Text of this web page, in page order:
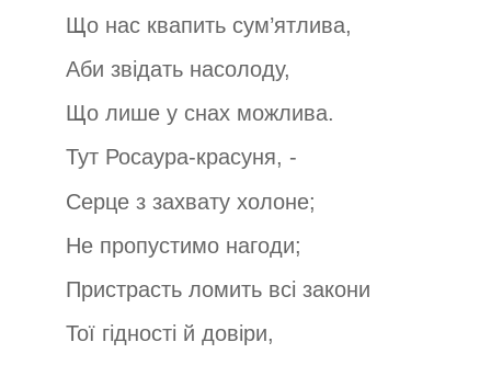
Що нас квапить сум’ятлива,
Аби звідать насолоду,
Що лише у снах можлива.
Тут Росаура-красуня, -
Серце з захвату холоне;
Не пропустимо нагоди;
Пристрасть ломить всі закони
Тої гідності й довіри,